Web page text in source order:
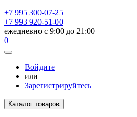
+7 995 300-07-25
+7 993 920-51-00
ежедневно с 9:00 до 21:00
0
Войдите
или
Зарегистрируйтесь
Каталог товаров